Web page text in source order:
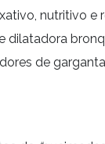
nutritivo e
dilatadora
de